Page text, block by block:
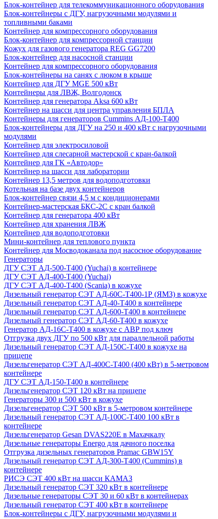
Блок-контейнер для телекоммуникационного оборудования
Блок-контейнеры с ДГУ, нагрузочными модулями и
топливными баками
Контейнер для компрессорного оборудования
Блок-контейнер для компрессорной станции
Кожух для газового генератора REG GG7200
Блок-контейнер для насосной станции
Контейнер для компрессорного оборудования
Блок-контейнеры на санях с люком в крыше
Контейнер для ДГУ MGE 500 кВт
Контейнеры для ЛВЖ, Волгодонск
Контейнер для генератора Aksa 600 кВт
Контейнер на шасси для центра управления БПЛА
Контейнеры для генераторов Cummins АД-100-Т400
Блок-контейнеры для ДГУ на 250 и 400 кВт с нагрузочными
модулями
Контейнер для электросиловой
Контейнер для слесарной мастерской с кран-балкой
Контейнер для ГК «Автодор»
Контейнер на шасси для лаборатории
Контейнер 13,5 метров для водоподготовки
Котельная на базе двух контейнеров
Блок-контейнер связи 4,5 м с кондиционерами
Контейнер-мастерская БКС-2С с кран балкой
Контейнер для генератора 400 кВт
Контейнер для хранения ЛВЖ
Контейнер для водоподготовки
Мини-контейнер для теплового пункта
Контейнер для Мосводоканала под насосное оборудование
Генераторы
ДГУ СЭТ АД-500-Т400 (Yuchai) в контейнере
ДГУ СЭТ АД-400-Т400 (Yuchai)
ДГУ СЭТ АД-400-Т400 (Scania) в кожухе
Дизельный генератор СЭТ АД-60С-Т400-1Р (ЯМЗ) в кожухе
Дизельный генератор СЭТ АД-40-Т400 в контейнере
Дизельный генератор СЭТ АД-600-Т400 в контейнере
Дизельный генератор СЭТ АД-60-Т400 в кожухе
Генератор АД-16С-Т400 в кожухе с АВР под ключ
Отгрузка двух ДГУ по 500 кВт для параллельной работы
Дизельный генератор СЭТ АД-150С-Т400 в кожухе на
прицепе
Дизельгенератор СЭТ АД-400С-Т400 (400 кВт) в 5-метровом
контейнере
ДГУ СЭТ АД-150-Т400 в контейнере
Дизельгенератор СЭТ 120 кВт на прицепе
Генераторы 300 и 500 кВт в кожухе
Дизельгенератор СЭТ 500 кВт в 5-метровом контейнере
Дизельный генератор СЭТ АД-100С-Т400 100 кВт в
контейнере
Дизельгенератор Gesan DVAS220E в Махачкалу
Дизельные генераторы Energo для дачного поселка
Отгрузка дизельных генераторов Pramac GВW15Y
Дизельный генератор СЭТ АД-300-Т400 (Cummins) в
контейнере
РИСЭ СЭТ 400 кВт на шасси КАМАЗ
Дизельный генератор СЭТ 320 кВт в контейнере
Дизельные генераторы СЭТ 30 и 60 кВт в контейнерах
Дизельный генератор СЭТ 400 кВт в контейнере
Блок-контейнеры с ДГУ, нагрузочными модулями и